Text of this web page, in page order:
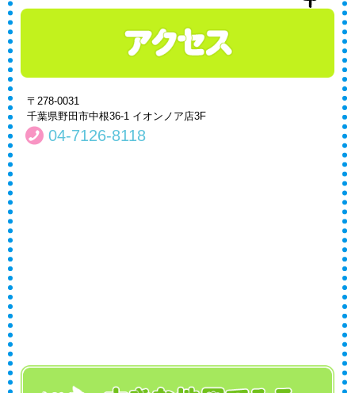
〒278-0031
千葉県野田市中根36-1 イオンノア店3F
04-7126-8118